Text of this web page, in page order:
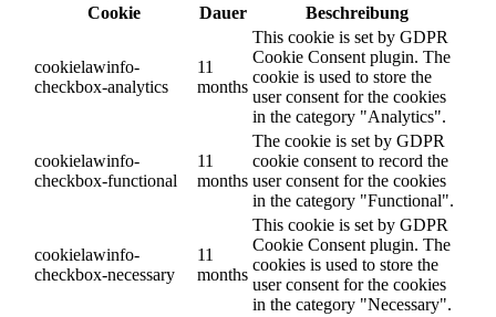
Cookie
Dauer Beschreibung
cookielawinfo-
checkbox-analytics
11
months
This cookie is set by GDPR
Cookie Consent plugin. The
cookie is used to store the
user consent for the cookies
in the category "Analytics".
cookielawinfo-
checkbox-functional
11
months
The cookie is set by GDPR
cookie consent to record the
user consent for the cookies
in the category "Functional".
cookielawinfo-
checkbox-necessary
11
months
This cookie is set by GDPR
Cookie Consent plugin. The
cookies is used to store the
user consent for the cookies
in the category "Necessary".